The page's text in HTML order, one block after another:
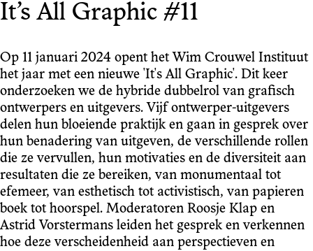
It’s All Graphic #11
Op 11 januari 2024 opent het Wim Crouwel Instituut
het jaar met een nieuwe 'It's All Graphic'. Dit keer
onderzoeken we de hybride dubbelrol van grafisch
ontwerpers en uitgevers. Vijf ontwerper-uitgevers
delen hun bloeiende praktijk en gaan in gesprek over
hun benadering van uitgeven, de verschillende rollen
die ze vervullen, hun motivaties en de diversiteit aan
resultaten die ze bereiken, van monumentaal tot
efemeer, van esthetisch tot activistisch, van papieren
boek tot hoorspel. Moderatoren Roosje Klap en
Astrid Vorstermans leiden het gesprek en verkennen
hoe deze verscheidenheid aan perspectieven en